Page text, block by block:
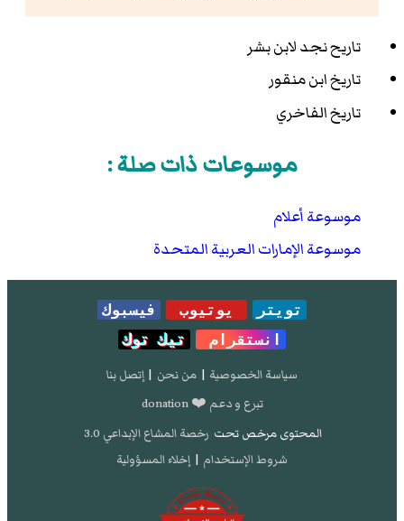
تاريح نجد لابن بشر
تاريخ ابن منقور
تاريخ الفاخري
موسوعات ذات صلة :
موسوعة أعلام
موسوعة الإمارات العربية المتحدة
تويتر يوتيوب
فيسبوك
انستقرام
تيك توك
سياسة الخصوصية | من نحن | إتصل بنا
تبرع و دعم ❤️ donation
المحتوى مرخص تحت رخصة المشاع الإبداعي 3.0
شروط الإستخدام | إخلاء المسؤولية